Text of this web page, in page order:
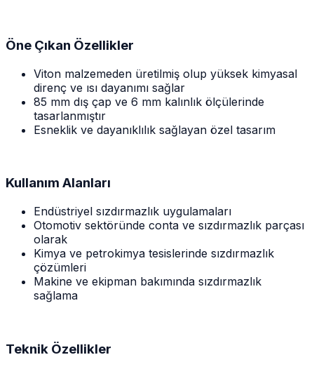
Öne Çıkan Özellikler
Viton malzemeden üretilmiş olup yüksek kimyasal
direnç ve ısı dayanımı sağlar
85 mm dış çap ve 6 mm kalınlık ölçülerinde
tasarlanmıştır
Esneklik ve dayanıklılık sağlayan özel tasarım
Kullanım Alanları
Endüstriyel sızdırmazlık uygulamaları
Otomotiv sektöründe conta ve sızdırmazlık parçası
olarak
Kimya ve petrokimya tesislerinde sızdırmazlık
çözümleri
Makine ve ekipman bakımında sızdırmazlık
sağlama
Teknik Özellikler